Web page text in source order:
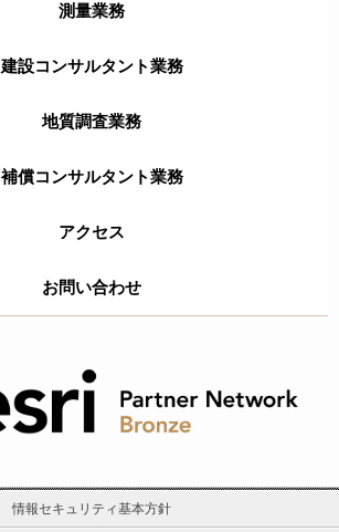
測量業務
建設コンサルタント業務
地質調査業務
補償コンサルタント業務
アクセス
お問い合わせ
情報セキュリティ基本方針